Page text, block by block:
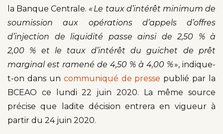
la Banque Centrale. « Le taux d’intérêt minimum de
soumission aux opérations d’appels d’offres
d’injection de liquidité passe ainsi de 2,50 % à
2,00 % et le taux d’intérêt du guichet de prêt
marginal est ramené de 4,50 % à 4,00 %», indique-
t-on dans un communiqué de presse publié par la
BCEAO ce lundi 22 juin 2020. La même source
précise que ladite décision entrera en vigueur à
partir du 24 juin 2020.